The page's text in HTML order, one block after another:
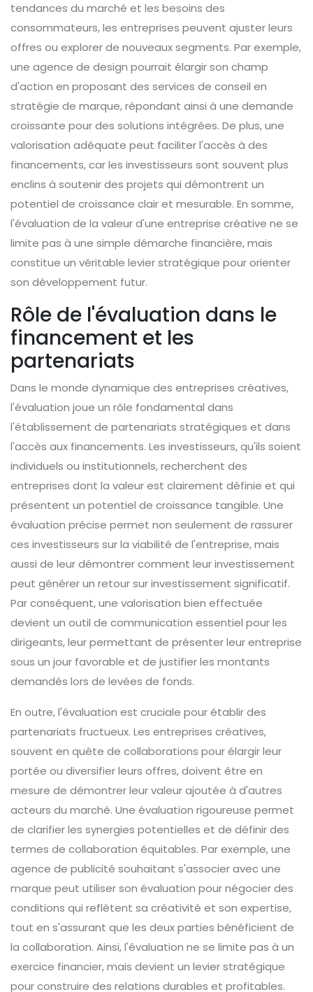
tendances du marché et les besoins des
consommateurs, les entreprises peuvent ajuster leurs
offres ou explorer de nouveaux segments. Par exemple,
une agence de design pourrait élargir son champ
d'action en proposant des services de conseil en
stratégie de marque, répondant ainsi à une demande
croissante pour des solutions intégrées. De plus, une
valorisation adéquate peut faciliter l'accès à des
financements, car les investisseurs sont souvent plus
enclins à soutenir des projets qui démontrent un
potentiel de croissance clair et mesurable. En somme,
l'évaluation de la valeur d'une entreprise créative ne se
limite pas à une simple démarche financière, mais
constitue un véritable levier stratégique pour orienter
son développement futur.
Rôle de l'évaluation dans le
financement et les
partenariats
Dans le monde dynamique des entreprises créatives,
l'évaluation joue un rôle fondamental dans
l'établissement de partenariats stratégiques et dans
l'accès aux financements. Les investisseurs, qu'ils soient
individuels ou institutionnels, recherchent des
entreprises dont la valeur est clairement définie et qui
présentent un potentiel de croissance tangible. Une
évaluation précise permet non seulement de rassurer
ces investisseurs sur la viabilité de l'entreprise, mais
aussi de leur démontrer comment leur investissement
peut générer un retour sur investissement significatif.
Par conséquent, une valorisation bien effectuée
devient un outil de communication essentiel pour les
dirigeants, leur permettant de présenter leur entreprise
sous un jour favorable et de justifier les montants
demandés lors de levées de fonds.
En outre, l'évaluation est cruciale pour établir des
partenariats fructueux. Les entreprises créatives,
souvent en quête de collaborations pour élargir leur
portée ou diversifier leurs offres, doivent être en
mesure de démontrer leur valeur ajoutée à d'autres
acteurs du marché. Une évaluation rigoureuse permet
de clarifier les synergies potentielles et de définir des
termes de collaboration équitables. Par exemple, une
agence de publicité souhaitant s'associer avec une
marque peut utiliser son évaluation pour négocier des
conditions qui reflètent sa créativité et son expertise,
tout en s'assurant que les deux parties bénéficient de
la collaboration. Ainsi, l'évaluation ne se limite pas à un
exercice financier, mais devient un levier stratégique
pour construire des relations durables et profitables.